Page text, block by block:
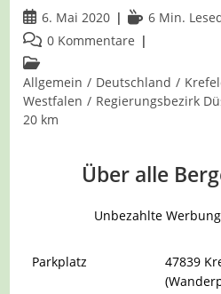
Beitrag
veröffentlicht:
6. Mai 2020 Lesedauer:
6 Min.
Beitrags-
Kommentare:
0 Kommentare
Beitrags-
Kategorie:
Allgemein / Deutschland /
Westfalen / Regierungsbezirk
20 km
Über alle
Unbezahlte
Parkplatz
47839